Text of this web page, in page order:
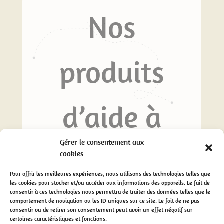
Gérer le consentement aux
cookies
Pour offrir les meilleures expériences, nous utilisons des technologies telles que
les cookies pour stocker et/ou accéder aux informations des appareils. Le fait de
consentir à ces technologies nous permettra de traiter des données telles que le
comportement de navigation ou les ID uniques sur ce site. Le fait de ne pas
consentir ou de retirer son consentement peut avoir un effet négatif sur
certaines caractéristiques et fonctions.
Nos
produits
d’aide à
l’écriture